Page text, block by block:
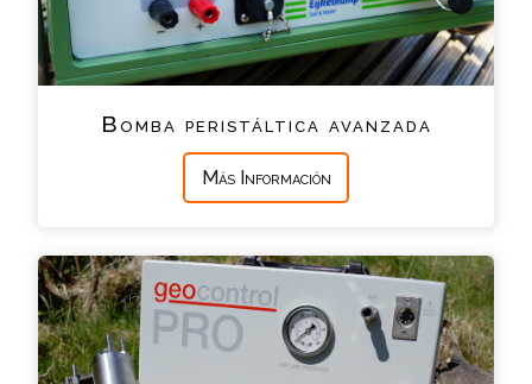
Bomba peristáltica avanzada
Más Información